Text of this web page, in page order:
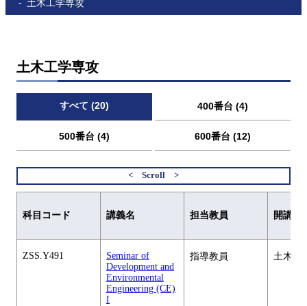
土木工学専攻
土木工学専攻
すべて (20) 400番台 (4)
500番台 (4) 600番台 (12)
科目コード 講義名 担当教員 開講元
ZSS.Y491
Seminar of
Development and
Environmental
Engineering (CE)
I
指導教員 土木工